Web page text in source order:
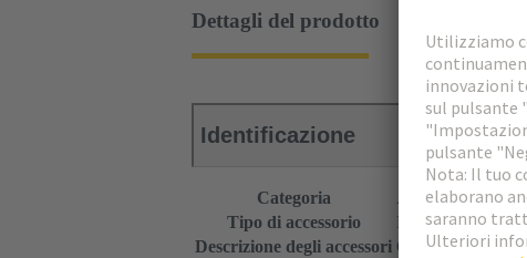
Dettagli del prodotto
Identificazione
Categoria
Accessori
Tipo di accessorio
Dimensioni ridotte
Descrizione degli accessori Con 0-ring